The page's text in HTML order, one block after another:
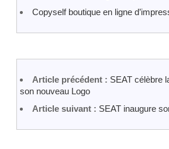
Copyself boutique en ligne
Article précédent : SEAT célèbre
son nouveau Logo
Article suivant : SEAT inaugure